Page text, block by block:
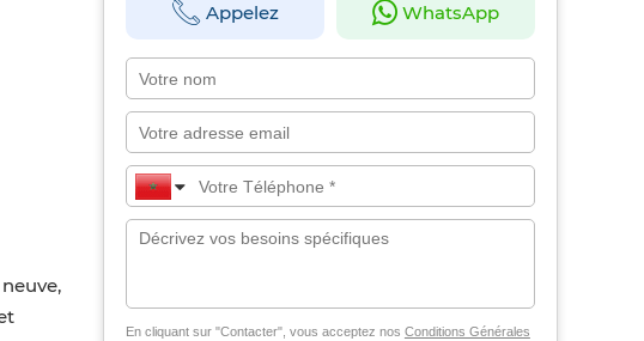
Appelez WhatsApp
En cliquant sur "Contacter", vous acceptez nos Conditions Générales